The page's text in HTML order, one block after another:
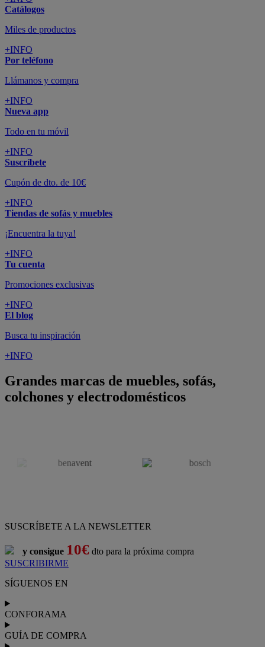
Catálogos
Miles de productos
+INFO
Por teléfono
Llámanos y compra
+INFO
Nueva app
Todo en tu móvil
+INFO
Suscríbete
Cupón de dto. de 10€
+INFO
Tiendas de sofás y muebles
¡Encuentra la tuya!
+INFO
Tu cuenta
Promociones exclusivas
+INFO
El blog
Busca tu inspiración
+INFO
Grandes marcas de muebles, sofás,
colchones y electrodomésticos
SUSCRÍBETE A LA NEWSLETTER
y consigue 10€ dto para la próxima compra
SUSCRIBIRME
SÍGUENOS EN
CONFORAMA
GUÍA DE COMPRA